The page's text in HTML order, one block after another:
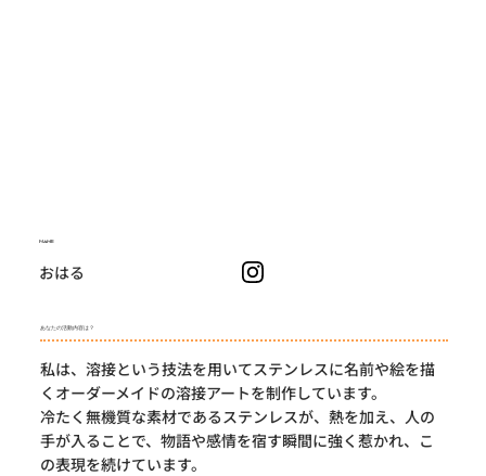
NAME
おはる
あなたの活動内容は？
私は、溶接という技法を用いてステンレスに名前や絵を描
くオーダーメイドの溶接アートを制作しています。
冷たく無機質な素材であるステンレスが、熱を加え、人の
手が入ることで、物語や感情を宿す瞬間に強く惹かれ、こ
の表現を続けています。